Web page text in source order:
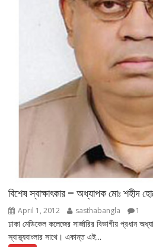
বিশেষ স্বাক্ষাৎকার – অধ্যাপক মোঃ শহীদ
April 1, 2012 sasthabangla 1
ঢাকা মেডিকেল কলেজের সার্জারির বিভাগীয় প্রধান
স্বাস্থ্যবাংলার সাথে। একান্ত এই...